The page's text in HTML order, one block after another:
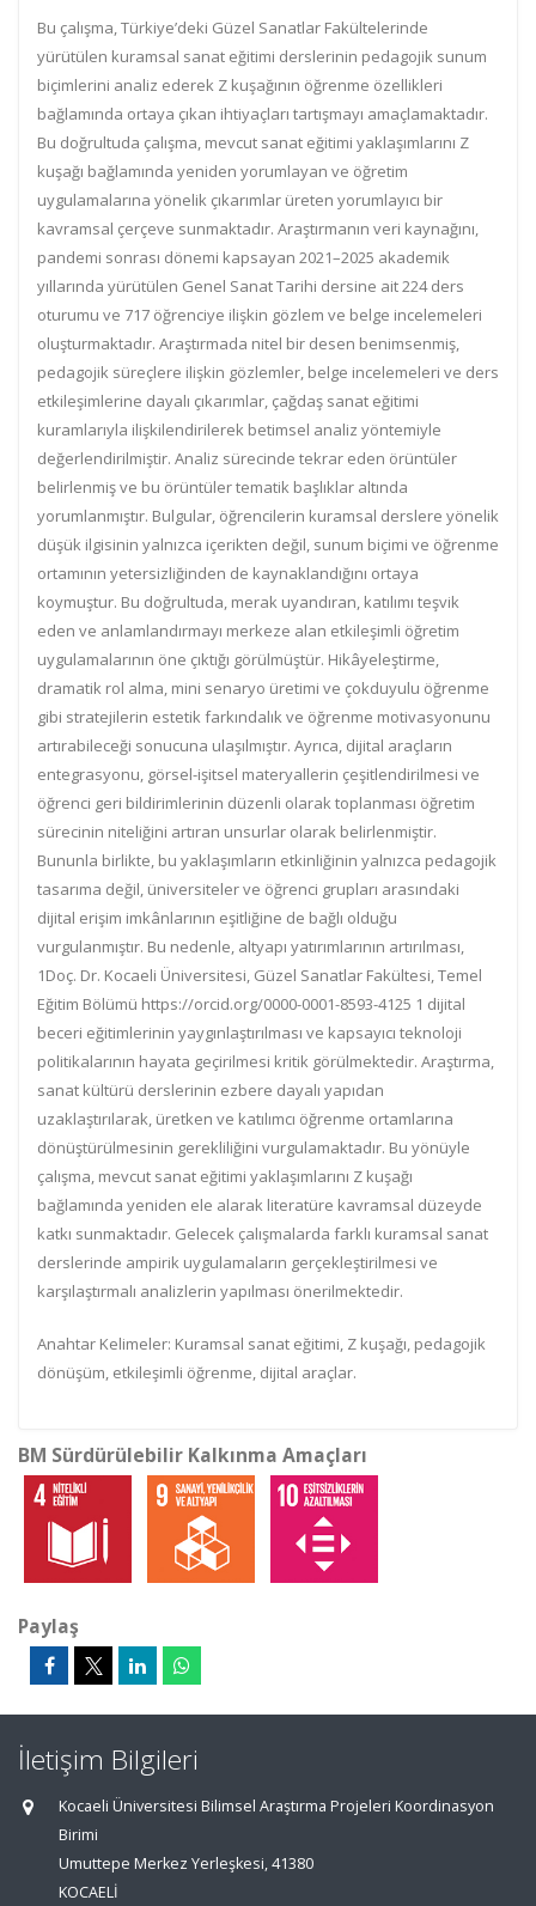
Bu çalışma, Türkiye’deki Güzel Sanatlar Fakültelerinde
yürütülen kuramsal sanat eğitimi derslerinin pedagojik sunum
biçimlerini analiz ederek Z kuşağının öğrenme özellikleri
bağlamında ortaya çıkan ihtiyaçları tartışmayı amaçlamaktadır.
Bu doğrultuda çalışma, mevcut sanat eğitimi yaklaşımlarını Z
kuşağı bağlamında yeniden yorumlayan ve öğretim
uygulamalarına yönelik çıkarımlar üreten yorumlayıcı bir
kavramsal çerçeve sunmaktadır. Araştırmanın veri kaynağını,
pandemi sonrası dönemi kapsayan 2021–2025 akademik
yıllarında yürütülen Genel Sanat Tarihi dersine ait 224 ders
oturumu ve 717 öğrenciye ilişkin gözlem ve belge incelemeleri
oluşturmaktadır. Araştırmada nitel bir desen benimsenmiş,
pedagojik süreçlere ilişkin gözlemler, belge incelemeleri ve ders
etkileşimlerine dayalı çıkarımlar, çağdaş sanat eğitimi
kuramlarıyla ilişkilendirilerek betimsel analiz yöntemiyle
değerlendirilmiştir. Analiz sürecinde tekrar eden örüntüler
belirlenmiş ve bu örüntüler tematik başlıklar altında
yorumlanmıştır. Bulgular, öğrencilerin kuramsal derslere yönelik
düşük ilgisinin yalnızca içerikten değil, sunum biçimi ve öğrenme
ortamının yetersizliğinden de kaynaklandığını ortaya
koymuştur. Bu doğrultuda, merak uyandıran, katılımı teşvik
eden ve anlamlandırmayı merkeze alan etkileşimli öğretim
uygulamalarının öne çıktığı görülmüştür. Hikâyeleştirme,
dramatik rol alma, mini senaryo üretimi ve çokduyulu öğrenme
gibi stratejilerin estetik farkındalık ve öğrenme motivasyonunu
artırabileceği sonucuna ulaşılmıştır. Ayrıca, dijital araçların
entegrasyonu, görsel-işitsel materyallerin çeşitlendirilmesi ve
öğrenci geri bildirimlerinin düzenli olarak toplanması öğretim
sürecinin niteliğini artıran unsurlar olarak belirlenmiştir.
Bununla birlikte, bu yaklaşımların etkinliğinin yalnızca pedagojik
tasarıma değil, üniversiteler ve öğrenci grupları arasındaki
dijital erişim imkânlarının eşitliğine de bağlı olduğu
vurgulanmıştır. Bu nedenle, altyapı yatırımlarının artırılması,
1Doç. Dr. Kocaeli Üniversitesi, Güzel Sanatlar Fakültesi, Temel
Eğitim Bölümü https://orcid.org/0000-0001-8593-4125 1 dijital
beceri eğitimlerinin yaygınlaştırılması ve kapsayıcı teknoloji
politikalarının hayata geçirilmesi kritik görülmektedir. Araştırma,
sanat kültürü derslerinin ezbere dayalı yapıdan
uzaklaştırılarak, üretken ve katılımcı öğrenme ortamlarına
dönüştürülmesinin gerekliliğini vurgulamaktadır. Bu yönüyle
çalışma, mevcut sanat eğitimi yaklaşımlarını Z kuşağı
bağlamında yeniden ele alarak literatüre kavramsal düzeyde
katkı sunmaktadır. Gelecek çalışmalarda farklı kuramsal sanat
derslerinde ampirik uygulamaların gerçekleştirilmesi ve
karşılaştırmalı analizlerin yapılması önerilmektedir.
Anahtar Kelimeler: Kuramsal sanat eğitimi, Z kuşağı, pedagojik
dönüşüm, etkileşimli öğrenme, dijital araçlar.
BM Sürdürülebilir Kalkınma Amaçları
Paylaş
İletişim Bilgileri
Kocaeli Üniversitesi Bilimsel Araştırma Projeleri Koordinasyon
Birimi
Umuttepe Merkez Yerleşkesi, 41380
KOCAELİ